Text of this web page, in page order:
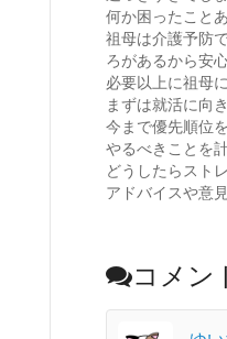
何か困ったこと
祖母は介護予防
ろがあるから安心
必要以上に祖母
まずは就活に向
今まで優先順位
やるべきことを
どうしたらスト
アドバイスや意
コメン